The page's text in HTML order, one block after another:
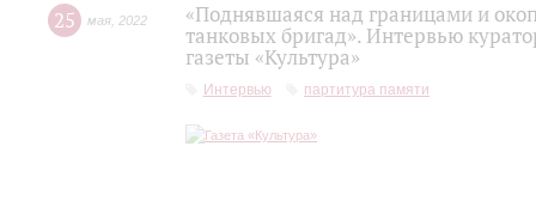
25 мая 2022
«Поднявшаяся над границами и
танковых бригад». Интервью
газеты «Культура»
Интервью партитура памяти